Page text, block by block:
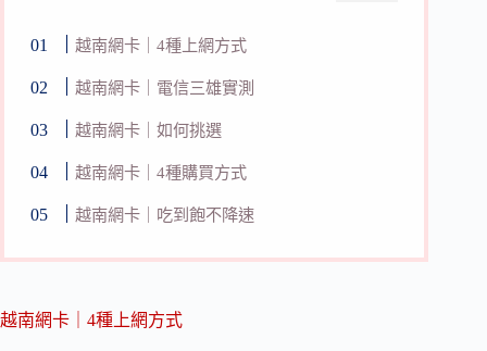
越南網卡｜4種上網方式
越南網卡｜電信三雄實測
越南網卡｜如何挑選
越南網卡｜4種購買方式
越南網卡｜吃到飽不降速
越南網卡｜4種上網方式